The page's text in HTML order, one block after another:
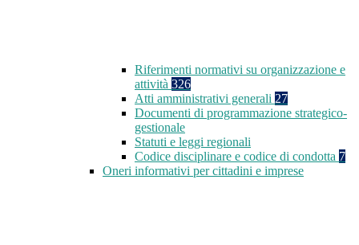
Riferimenti normativi su organizzazione e
attività 326
Atti amministrativi generali 27
Documenti di programmazione strategico-
gestionale
Statuti e leggi regionali
Codice disciplinare e codice di condotta 7
Oneri informativi per cittadini e imprese